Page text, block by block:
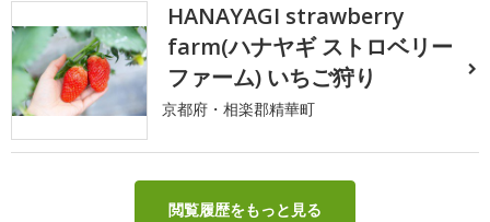
HANAYAGI strawberry
farm(ハナヤギ ストロベリー
ファーム) いちご狩り
京都府・相楽郡精華町
閲覧履歴をもっと見る